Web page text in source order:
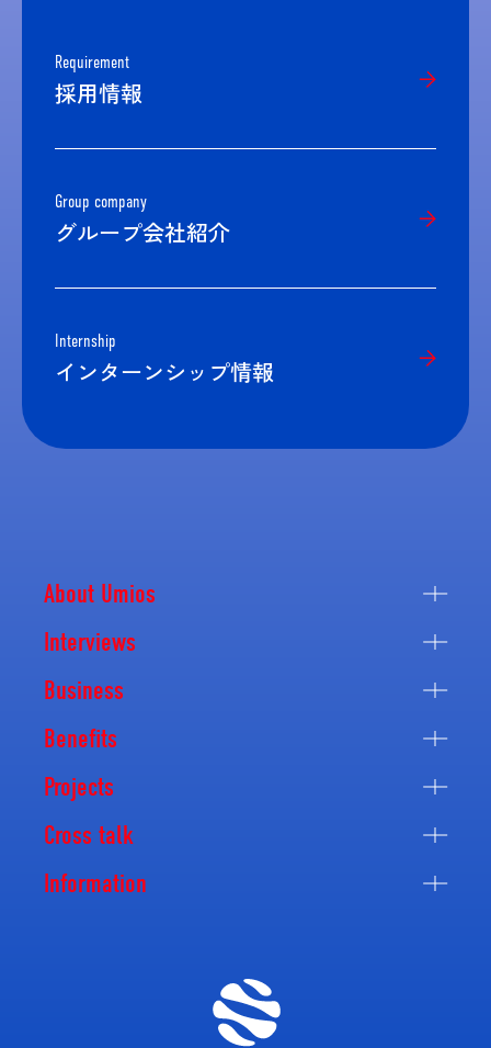
Requirement
採用情報
Group company
グループ会社紹介
Internship
インターンシップ情報
About Umios
Interviews
Business
Benefits
Projects
Cross talk
Information